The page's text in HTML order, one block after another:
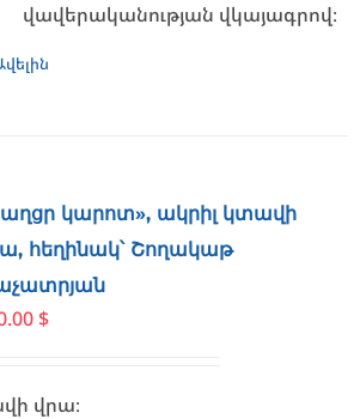
վավերականության վկայագրով։
կարոտ», ակրիլ կտավի
հեղինակ՝ Շողակաթ
$
վրա։